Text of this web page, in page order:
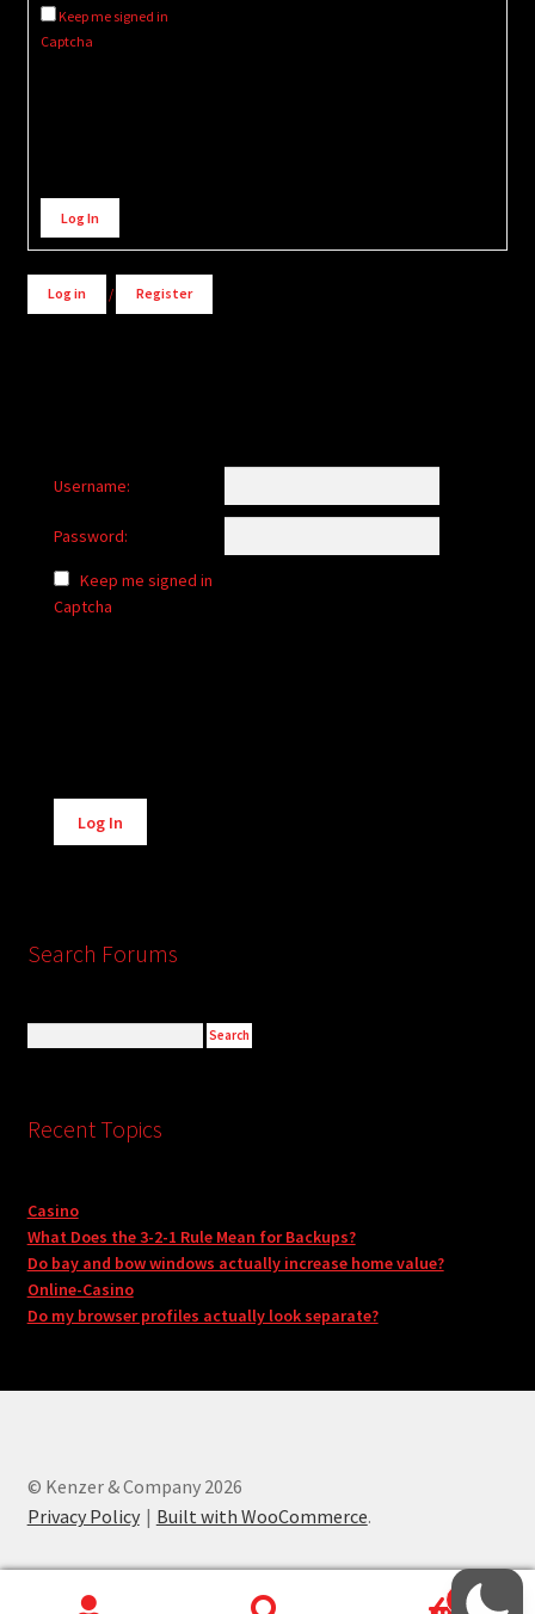
Keep me signed in
Captcha
Alternative:
Log In
Log in / Register
Username:
Password:
Keep me signed in
Captcha
Alternative:
Log In
Search Forums
Recent Topics
Casino
What Does the 3-2-1 Rule Mean for Backups?
Do bay and bow windows actually increase home value?
Online-Casino
Do my browser profiles actually look separate?
© Kenzer & Company 2026
Privacy Policy
Built with WooCommerce.